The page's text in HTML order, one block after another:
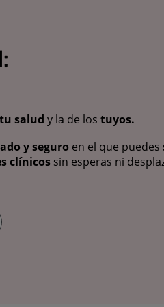
tu salud y la de los tuyos.
y seguro en el que puedes
clínicos sin esperas ni